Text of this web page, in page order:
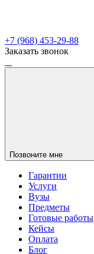
+7 (968) 453-29-88
Заказать звонок
Позвоните мне
Гарантии
Услуги
Вузы
Предметы
Готовые работы
Кейсы
Оплата
Блог